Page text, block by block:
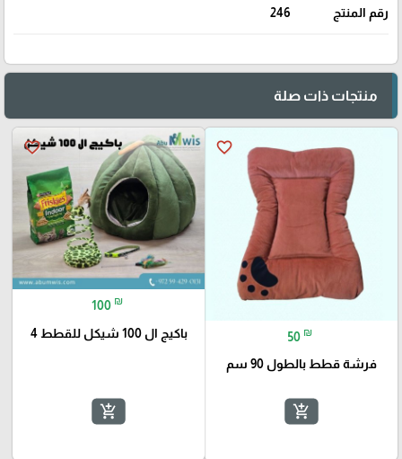
رقم المنتج 246
منتجات ذات صلة
favorite_border
50 ₪
فرشة قطط بالطول 90 سم
add_shopping_cart
favorite_border
100 ₪
باكيج ال 100 شيكل للقطط 4
add_shopping_cart